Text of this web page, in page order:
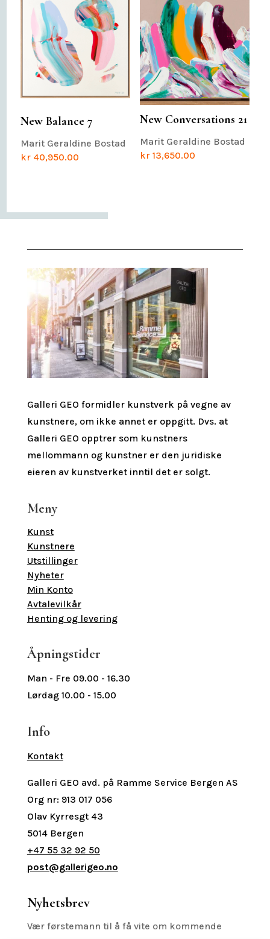
New Balance 7
Marit Geraldine Bostad
kr40,950.00
New Conversations 21
Marit Geraldine Bostad
kr13,650.00
Galleri GEO formidler kunstverk på vegne av
kunstnere, om ikke annet er oppgitt. Dvs. at
Galleri GEO opptrer som kunstners
mellommann og kunstner er den juridiske
eieren av kunstverket inntil det er solgt.
Meny
Kunst
Kunstnere
Utstillinger
Nyheter
Min Konto
Avtalevilkår
Henting og levering
Åpningstider
Man - Fre 09.00 - 16.30
Lørdag 10.00 - 15.00
Info
Kontakt
Galleri GEO avd. på Ramme Service Bergen AS
Org nr: 913 017 056
Olav Kyrresgt 43
5014 Bergen
+47 55 32 92 50
post@gallerigeo.no
Nyhetsbrev
Vær førstemann til å få vite om kommende